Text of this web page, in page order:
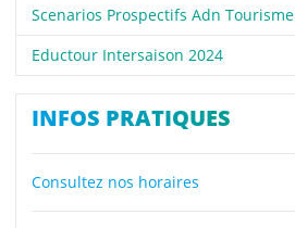
Scenarios Prospectifs Adn Tourisme
Eductour Intersaison 2024
INFOS PRATIQUES
Consultez nos horaires